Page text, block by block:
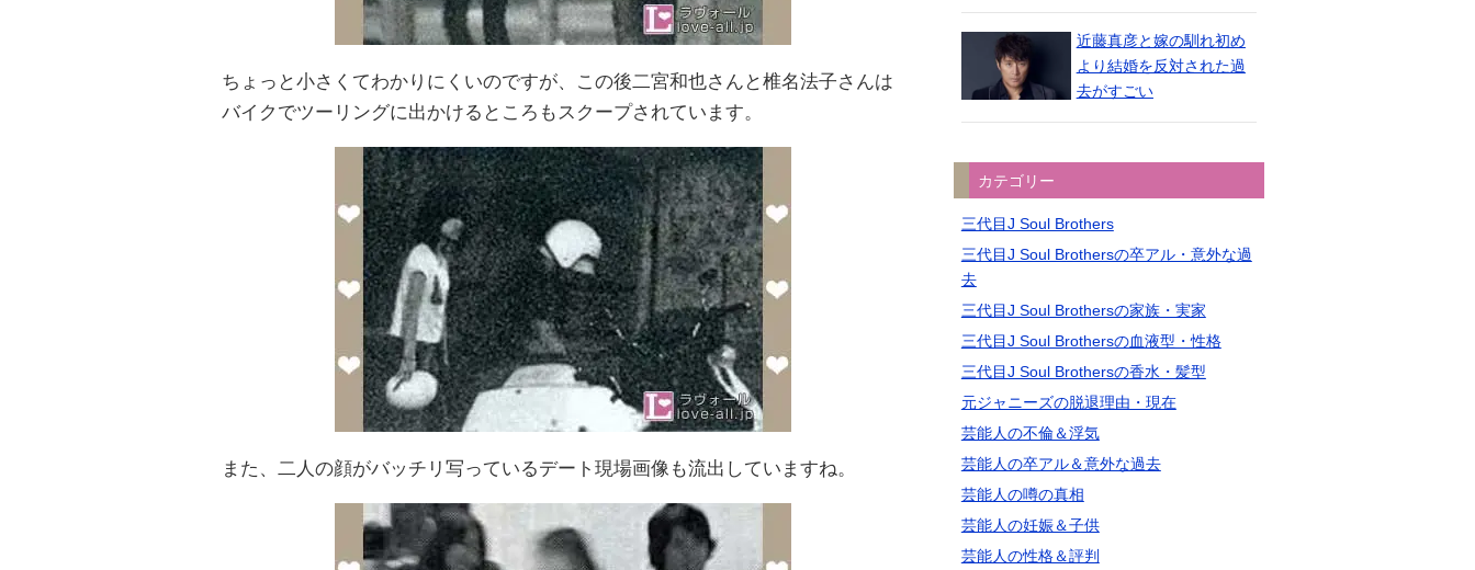
ちょっと小さくてわかりにくいのですが、この後二宮和也さんと椎名法子さんは
バイクでツーリングに出かけるところもスクープされています。
また、二人の顔がバッチリ写っているデート現場画像も流出していますね。
近藤真彦と嫁の馴れ初め
より結婚を反対された過
去がすごい
カテゴリー
三代目J Soul Brothers
三代目J Soul Brothersの卒アル・意外な過
去
三代目J Soul Brothersの家族・実家
三代目J Soul Brothersの血液型・性格
三代目J Soul Brothersの香水・髪型
元ジャニーズの脱退理由・現在
芸能人の不倫＆浮気
芸能人の卒アル＆意外な過去
芸能人の噂の真相
芸能人の妊娠＆子供
芸能人の性格＆評判